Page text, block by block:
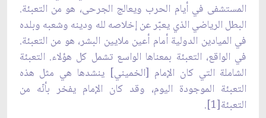
المستشفى في أيام الحرب ويعالج الجرحى، هو من التعبئة.
البطل الرياضي الذي يعبّر عن إخلاصه لله ودينه وشعبه وبلده
في الميادين الدولية أمام أعين ملايين البشر، هو من التعبئة.
في الواقع، التعبئة بمعناها الواسع تشمل كل هؤلاء. التعبئة
الشاملة التي كان الإمام [الخميني] ينشدها هي مثل هذه
التعبئة الموجودة اليوم، وقد كان الإمام يفخر بأنّه من
التعبئة[1].